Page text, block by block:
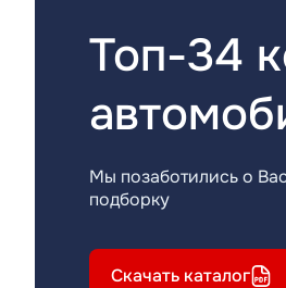
Топ-34
Мы позаботились о
подборку
Скачать каталог